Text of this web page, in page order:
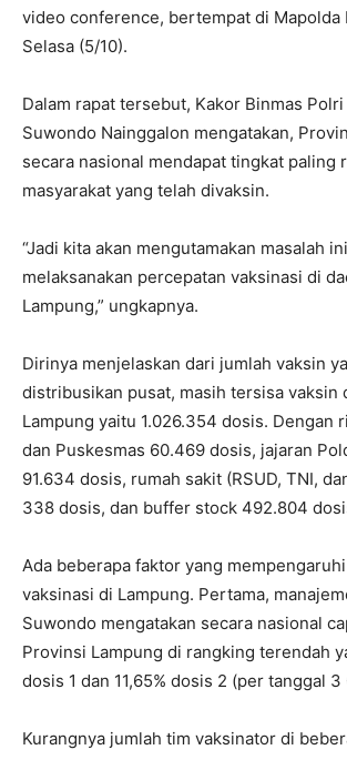
video conference, bertempat di Mapolda
Selasa (5/10).
Dalam rapat tersebut, Kakor Binmas
Suwondo Nainggalon mengatakan,
secara nasional mendapat tingkat paling
masyarakat yang telah divaksin.
“Jadi kita akan mengutamakan masalah
melaksanakan percepatan vaksinasi di
Lampung,” ungkapnya.
Dirinya menjelaskan dari jumlah vaksin
distribusikan pusat, masih tersisa vaksin
Lampung yaitu 1.026.354 dosis. Dengan
dan Puskesmas 60.469 dosis, jajaran
91.634 dosis, rumah sakit (RSUD, TNI,
338 dosis, dan buffer stock 492.804
Ada beberapa faktor yang
vaksinasi di Lampung. Pertama,
Suwondo mengatakan secara nasional
Provinsi Lampung di rangking terendah
dosis 1 dan 11,65% dosis 2 (per tanggal
Kurangnya jumlah tim vaksinator di